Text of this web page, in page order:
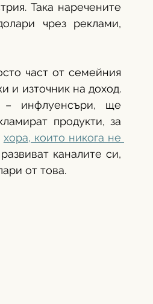
Така наречените
чрез реклами,
част от семейния
и източник на доход.
– инфлуенсъри, ще
продукти, за
хора, които никога не
каналите си,
от това.